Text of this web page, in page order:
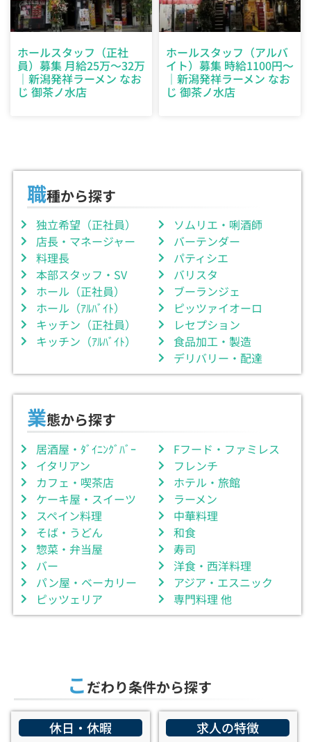
ホールスタッフ（正社
員）募集 月給25万～32万
｜新潟発祥ラーメン なお
じ 御茶ノ水店
ホールスタッフ（アルバ
イト）募集 時給1100円～
｜新潟発祥ラーメン なお
じ 御茶ノ水店
職種から探す
独立希望（正社員）
店長・マネージャー
料理長
本部スタッフ・SV
ホール（正社員）
ホール（ｱﾙﾊﾞｲﾄ）
キッチン（正社員）
キッチン（ｱﾙﾊﾞｲﾄ）
ソムリエ・唎酒師
バーテンダー
パティシエ
バリスタ
ブーランジェ
ピッツァイオーロ
レセプション
食品加工・製造
デリバリー・配達
業態から探す
居酒屋・ﾀﾞｲﾆﾝｸﾞﾊﾞｰ
イタリアン
カフェ・喫茶店
ケーキ屋・スイーツ
スペイン料理
そば・うどん
惣菜・弁当屋
バー
パン屋・ベーカリー
ピッツェリア
Fフード・ファミレス
フレンチ
ホテル・旅館
ラーメン
中華料理
和食
寿司
洋食・西洋料理
アジア・エスニック
専門料理 他
こだわり条件から探す
休日・休暇 求人の特徴